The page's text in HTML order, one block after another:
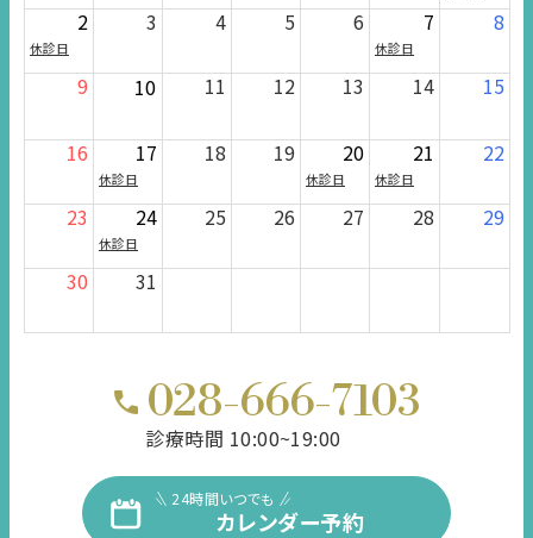
2
休診日
3 4 5 6 7
休診日
8
9 10 11 12 13 14 15
16 17
休診日
18 19 20
休診日
21
休診日
22
23 24
休診日
25 26 27 28 29
30 31
028-666-7103
診療時間 10:00~19:00
24時間いつでも
カレンダー予約